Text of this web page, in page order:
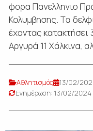
φορα Πανελληνιο
Κολυμβησης. Τα
έχοντας κατακτήσει
Αργυρά 11 Χάλκινα,
Αθλητισμός
13/02/
Ενημέρωση: 13/02/2024